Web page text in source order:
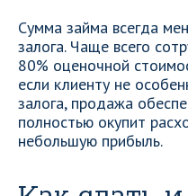
Сумма займа всегда
залога. Чаще всего
80% оценочной
если клиенту не
залога, продажа
полностью окупит
небольшую прибыль.